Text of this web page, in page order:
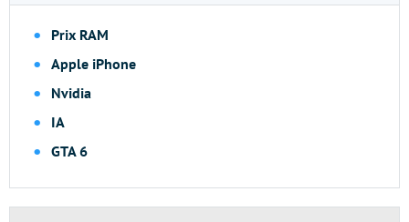
Prix RAM
Apple iPhone
Nvidia
IA
GTA 6